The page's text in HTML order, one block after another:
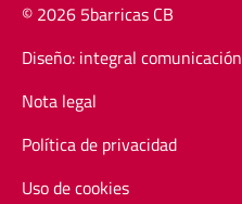
© 2026 5barricas CB
Diseño: integral comunicación
Nota legal
Política de privacidad
Uso de cookies